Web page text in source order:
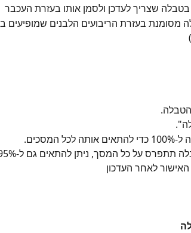
שצריך לעדכן ולסמן אותו בעזרת העכבר
מסומנת בעזרת הריבועים הלבנים שמופיעים
המסכים.
תתפרס על כל המסך, ניתן להתאים גם ל-95%.
לאחר העדכון